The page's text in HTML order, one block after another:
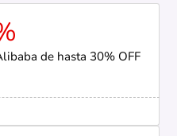
de hasta 30% OFF